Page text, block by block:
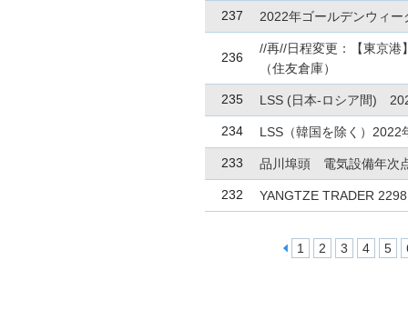
237 2022年ゴールデンウィ
236
//再//日程変更：【東京港
（住友倉庫）
235 LSS (日本-ロシア間)
234 LSS（韓国を除く）
233 品川埠頭 電気設備年次
232 YANGTZE TRADER
1 2 3 4 5